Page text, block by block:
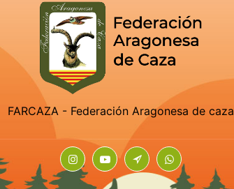
FARCAZA - Federación Aragonesa de caza